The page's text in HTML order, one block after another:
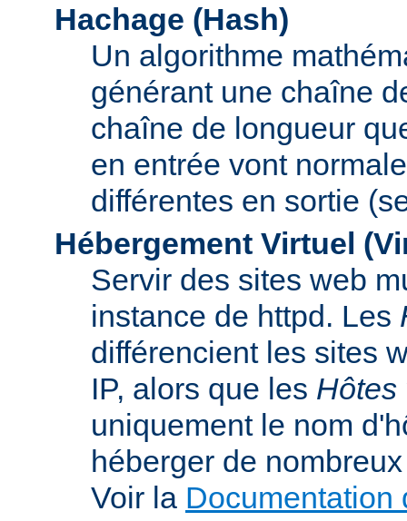
Hachage (Hash)
Un algorithme
générant une chaîne
chaîne de longueur
en entrée vont
différentes en sortie
Hébergement Virtuel
Servir des sites web
instance de httpd. Les
différencient les sites
IP, alors que les Hôtes
uniquement le nom
héberger de
Voir la Documentation